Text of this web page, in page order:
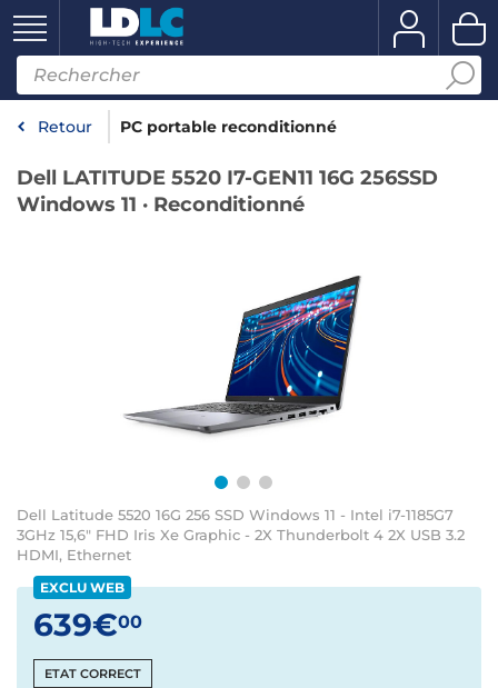
Retour PC portable reconditionné
Dell LATITUDE 5520 I7-GEN11 16G 256SSD
Windows 11 · Reconditionné
Dell Latitude 5520 16G 256 SSD Windows 11 - Intel i7-1185G7
3GHz 15,6" FHD Iris Xe Graphic - 2X Thunderbolt 4 2X USB 3.2
HDMI, Ethernet
EXCLU WEB
639€00
ETAT CORRECT